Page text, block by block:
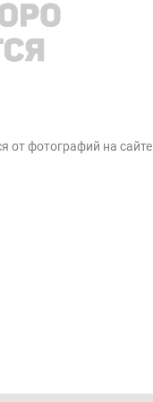
от фотографий на сайте